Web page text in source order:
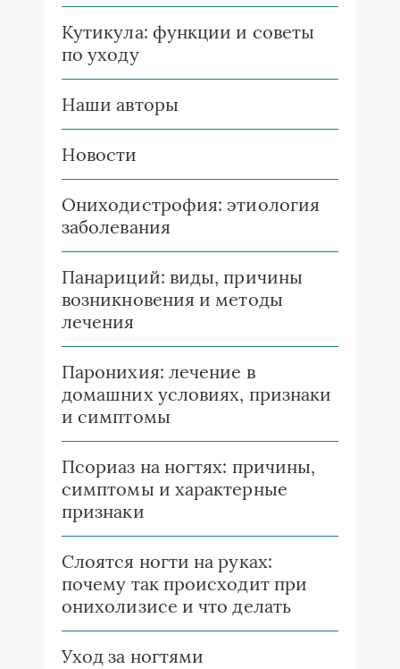
Кутикула: функции и советы
по уходу
Наши авторы
Новости
Ониходистрофия: этиология
заболевания
Панариций: виды, причины
возникновения и методы
лечения
Паронихия: лечение в
домашних условиях, признаки
и симптомы
Псориаз на ногтях: причины,
симптомы и характерные
признаки
Слоятся ногти на руках:
почему так происходит при
онихолизисе и что делать
Уход за ногтями